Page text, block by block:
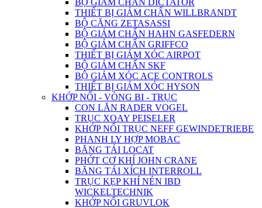
BỘ GIẢM CHẤN DICTATOR
THIẾT BỊ GIẢM CHẤN WILLBRANDT
BỘ CĂNG ZETASASSI
BỘ GIẢM CHẤN HAHN GASFEDERN
BỘ GIẢM CHẤN GRIFFCO
THIẾT BỊ GIẢM XÓC AIRPOT
BỘ GIẢM CHẤN SKF
BỘ GIẢM XÓC ACE CONTROLS
THIẾT BỊ GIẢM XÓC HYSON
KHỚP NỐI - VÒNG BI - TRỤC
CON LĂN RADER VOGEL
TRỤC XOAY PEISELER
KHỚP NỐI TRỤC NEFF GEWINDETRIEBE
PHANH LY HỢP MOBAC
BĂNG TẢI LOCAT
PHỚT CƠ KHÍ JOHN CRANE
BĂNG TẢI XÍCH INTERROLL
TRỤC KẸP KHÍ NÉN IBD
WICKELTECHNIK
KHỚP NỐI GRUVLOK